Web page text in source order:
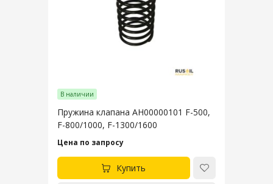
В наличии
Пружина клапана AH00000101 F-500,
F-800/1000, F-1300/1600
Цена по запросу
Купить